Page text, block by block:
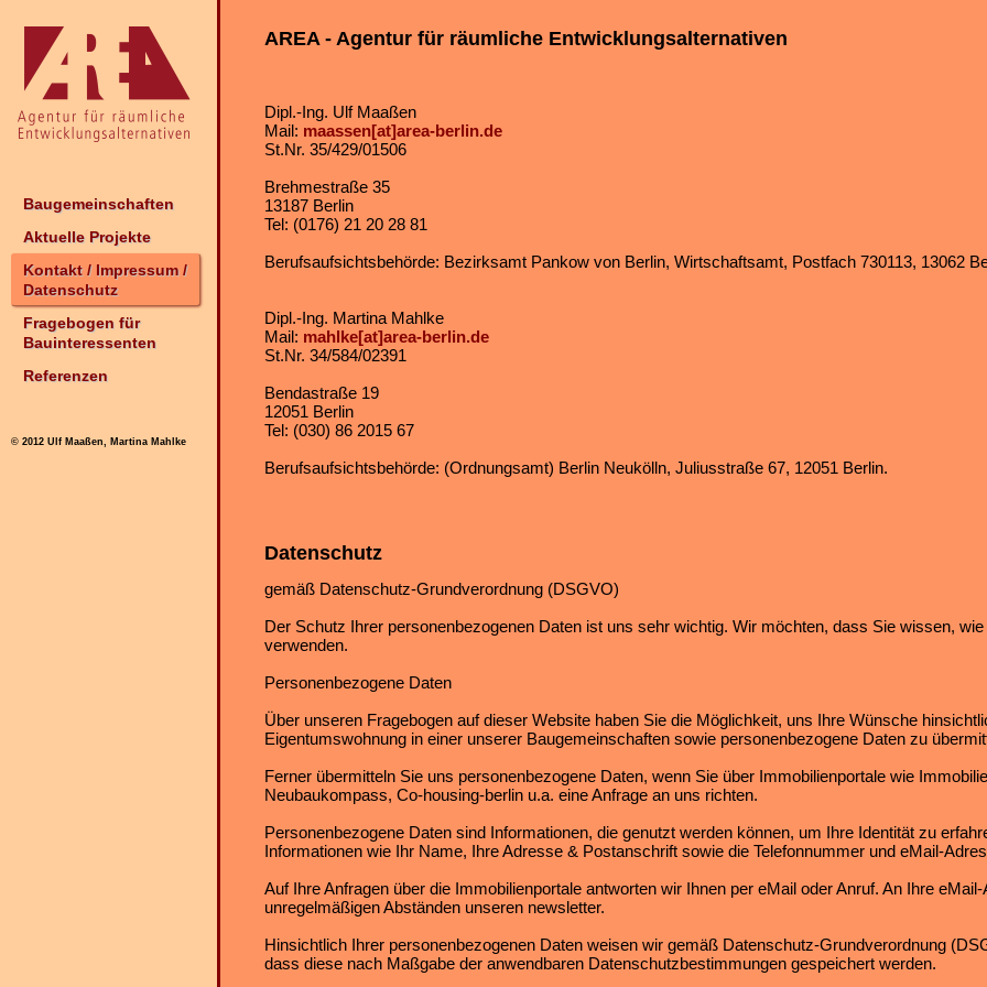
Baugemeinschaften
Aktuelle Projekte
Kontakt / Impressum /
Datenschutz
Fragebogen für
Bauinteressenten
Referenzen
© 2012 Ulf Maaßen, Martina Mahlke
AREA - Agentur für räumliche Entwicklungsalternativen
Dipl.-Ing. Ulf Maaßen
Mail: maassen[at]area-berlin.de
St.Nr. 35/429/01506
Brehmestraße 35
13187 Berlin
Tel: (0176) 21 20 28 81
Berufsaufsichtsbehörde: Bezirksamt Pankow von Berlin, Wirtschaftsamt, Postfach 730113, 13062
Dipl.-Ing. Martina Mahlke
Mail: mahlke[at]area-berlin.de
St.Nr. 34/584/02391
Bendastraße 19
12051 Berlin
Tel: (030) 86 2015 67
Berufsaufsichtsbehörde: (Ordnungsamt) Berlin Neukölln, Juliusstraße 67, 12051 Berlin.
Datenschutz
gemäß Datenschutz-Grundverordnung (DSGVO)
Der Schutz Ihrer personenbezogenen Daten ist uns sehr wichtig. Wir möchten, dass Sie wissen,
verwenden.
Personenbezogene Daten
Über unseren Fragebogen auf dieser Website haben Sie die Möglichkeit, uns Ihre Wünsche
Eigentumswohnung in einer unserer Baugemeinschaften sowie personenbezogene Daten zu
Ferner übermitteln Sie uns personenbezogene Daten, wenn Sie über Immobilienportale wie
Neubaukompass, Co-housing-berlin u.a. eine Anfrage an uns richten.
Personenbezogene Daten sind Informationen, die genutzt werden können, um Ihre Identität zu
Informationen wie Ihr Name, Ihre Adresse & Postanschrift sowie die Telefonnummer und eMail-
Auf Ihre Anfragen über die Immobilienportale antworten wir Ihnen per eMail oder Anruf. An Ihre
unregelmäßigen Abständen unseren newsletter.
Hinsichtlich Ihrer personenbezogenen Daten weisen wir gemäß Datenschutz-Grundverordnung
dass diese nach Maßgabe der anwendbaren Datenschutzbestimmungen gespeichert werden.